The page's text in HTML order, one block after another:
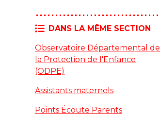
DANS LA MÊME SECTION
Observatoire Départemental de
la Protection de l'Enfance
(ODPE)
Assistants maternels
Points Écoute Parents